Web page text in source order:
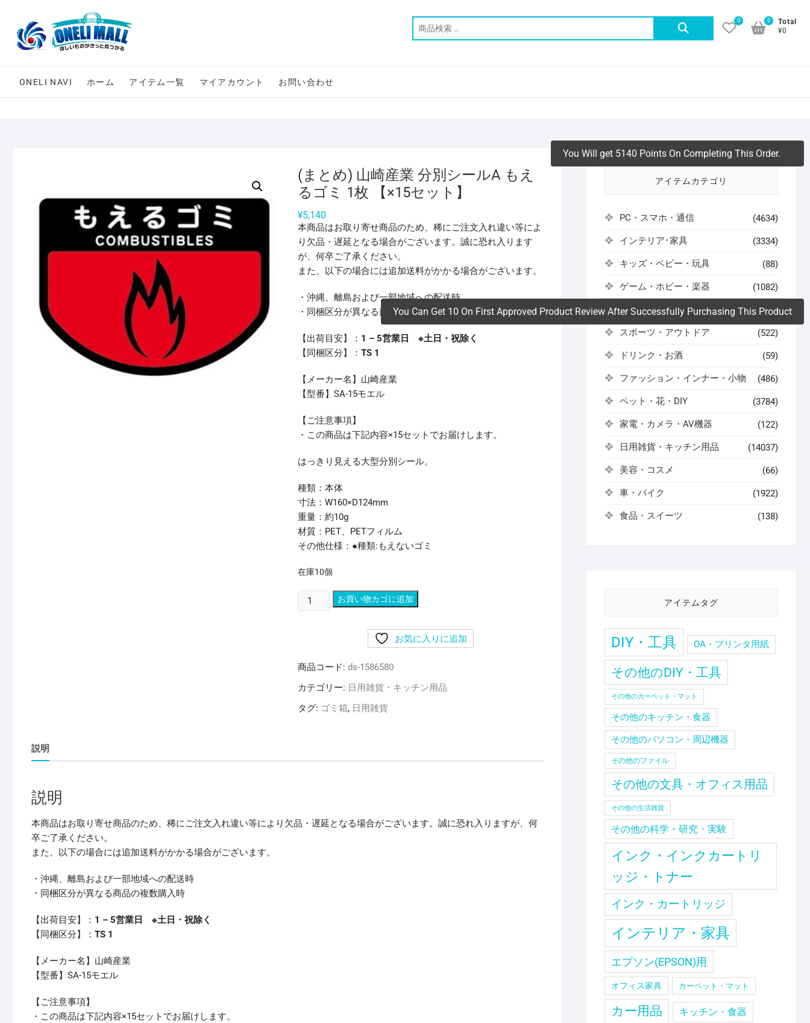
content
0
Total
¥0
0
ONELI NAVI ホーム アイテム一覧 マイアカウント お問い合わせ
(まとめ) 山崎産業 分別シールA もえ
るゴミ 1枚 【×15セット】
¥5,140
本商品はお取り寄せ商品のため、稀にご注文入れ違い等によ
り欠品・遅延となる場合がございます。誠に恐れ入ります
が、何卒ご了承ください。
また、以下の場合には追加送料がかかる場合がございます。
・沖縄、離島および一部地域への配送時
・同梱区分が異なる商品の複数購入時
【出荷目安】： 1 – 5営業日 ※土日・祝除く
【同梱区分】： TS 1
【メーカー名】山崎産業
【型番】SA-15モエル
【ご注意事項】
・この商品は下記内容×15セットでお届けします。
はっきり見える大型分別シール。
種類：本体
寸法：W160×D124mm
重量：約10g
材質：PET、PETフィルム
その他仕様：●種類:もえないゴミ
在庫10個
You Will get 5140 Points On Completing This Order.
You Can Get 10 On First Approved Product Review After Successfully Purchasing This Product
(ま
と
産
業
別
ゴ
お買い物カゴに追加
お気に入りに追加
商品コード: ds-1586580
カテゴリー: 日用雑貨・キッチン用品
タグ: ゴミ箱, 日用雑貨
説明
説明
本商品はお取り寄せ商品のため、稀にご注文入れ違い等により欠品・遅延となる場合がございます。誠に恐れ入りますが、何
卒ご了承ください。
また、以下の場合には追加送料がかかる場合がございます。
・沖縄、離島および一部地域への配送時
・同梱区分が異なる商品の複数購入時
【出荷目安】： 1 – 5営業日 ※土日・祝除く
【同梱区分】： TS 1
【メーカー名】山崎産業
【型番】SA-15モエル
【ご注意事項】
・この商品は下記内容×15セットでお届けします。
アイテムカテゴリ
PC・スマホ・通信 (4634)
インテリア･家具 (3334)
キッズ・ベビー・玩具 (88)
ゲーム・ホビー・楽器 (1082)
コスメ・健康・医薬品 (504)
スポーツ・アウトドア (522)
ドリンク・お酒 (59)
ファッション・インナー・小物 (486)
ペット・花・DIY (3784)
家電・カメラ・AV機器 (122)
日用雑貨・キッチン用品 (14037)
美容・コスメ (66)
車・バイク (1922)
食品・スイーツ (138)
アイテムタグ
DIY・工具 OA・プリンタ用紙
その他のDIY・工具
その他のカーペット・マット
その他のキッチン・食器
その他のパソコン・周辺機器
その他のファイル
その他の文具・オフィス用品
その他の生活雑貨
その他の科学・研究・実験
インク・インクカートリ
ッジ・トナー
インク・カートリッジ
インテリア・家具
エプソン(EPSON)用
オフィス家具 カーペット・マット
カー用品 キッチン・食器